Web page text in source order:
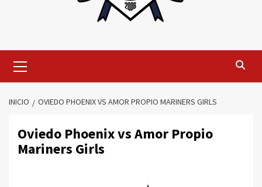
primario
INICIO OVIEDO PHOENIX VS AMOR PROPIO MARINERS GIRLS
Oviedo Phoenix vs Amor Propio
Mariners Girls